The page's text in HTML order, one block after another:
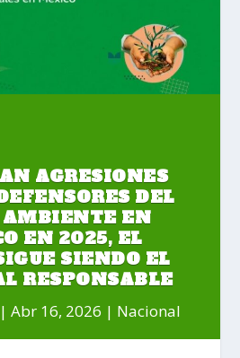
AGRESIONES
DEL
EN
EN 2025, EL
SIENDO EL
RESPONSABLE
Abr 16, 2026 Nacional